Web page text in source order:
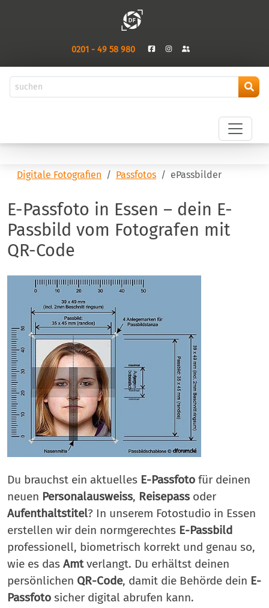
0201 - 49 58 980
Digitale Fotografien Passfotos ePassbilder
E-Passfoto in Essen – dein E-
Passbild vom Fotografen mit
QR-Code
Du brauchst ein aktuelles E-Passfoto für deinen
neuen Personalausweiss, Reisepass oder
Aufenthaltstitel? In unserem Fotostudio in Essen
erstellen wir dein normgerechtes E-Passbild
professionell, biometrisch korrekt und genau so,
wie es das Amtverlangt. Du erhältst deinen
persönlichen QR-Code, damit die Behörde dein E-
Passfoto sicher digital abrufen kann.